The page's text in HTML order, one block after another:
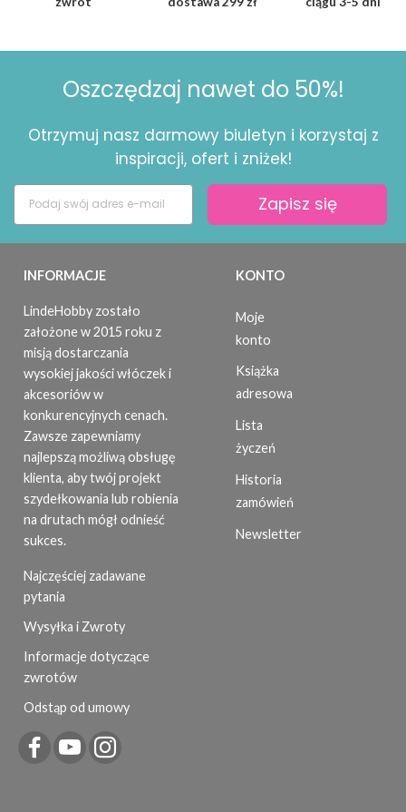
Oszczędzaj nawet do 50%!
Otrzymuj nasz darmowy biuletyn i korzystaj z
inspiracji, ofert i zniżek!
Zapisz się
INFORMACJE
LindeHobby zostało
założone w 2015 roku z
misją dostarczania
wysokiej jakości włóczek i
akcesoriów w
konkurencyjnych cenach.
Zawsze zapewniamy
najlepszą możliwą obsługę
klienta, aby twój projekt
szydełkowania lub robienia
na drutach mógł odnieść
sukces.
Najczęściej zadawane
pytania
Wysyłka i Zwroty
Informacje dotyczące
zwrotów
Odstąp od umowy
KONTO
Moje
konto
Książka
adresowa
Lista
życzeń
Historia
zamówień
Newsletter